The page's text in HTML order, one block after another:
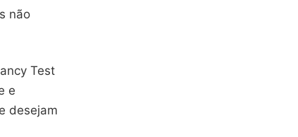
não
Test
e
desejam